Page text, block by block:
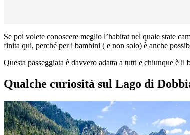
Se poi volete conoscere meglio l’habitat nel quale state
finita qui, perché per i bambini ( e non solo) è anche
Questa passeggiata è davvero adatta a tutti e chiunque
Qualche curiosità sul Lago di